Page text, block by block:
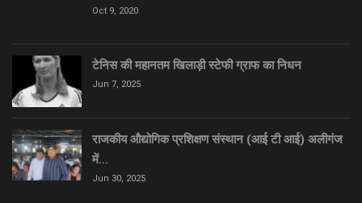
Oct 9, 2020
टेनिस की महानतम खिलाड़ी स्टेफी ग्राफ का निधन
Jun 7, 2025
राजकीय औद्योगिक प्रशिक्षण संस्थान (आई टी आई) अलीगंज
में…
Jun 30, 2025